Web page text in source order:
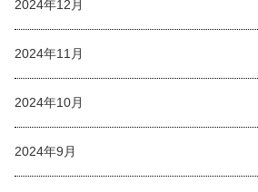
2024年12月
2024年11月
2024年10月
2024年9月